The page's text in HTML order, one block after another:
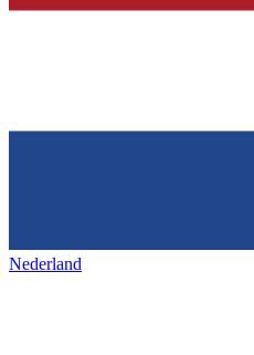
Nederland